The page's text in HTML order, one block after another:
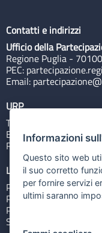
Contatti e indirizzi
Ufficio della
Regione Puglia -
PEC:
Email:
URP
Tel: 800713939
Email:
Rubrica
Link utili
Portale Istituzionale
PO FESR Puglia 2014-
PSR Puglia 2014-2020
Sistema Puglia
Informazioni
Questo sito web
il suo corretto
per fornire servizi
ultimi saranno